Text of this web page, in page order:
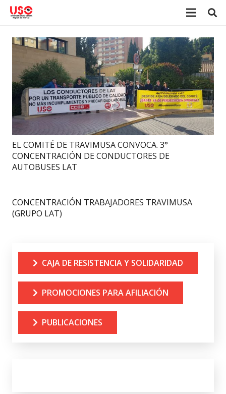
EL COMITÉ DE TRAVIMUSA CONVOCA. 3°
CONCENTRACIÓN DE CONDUCTORES DE
AUTOBUSES LAT
CONCENTRACIÓN TRABAJADORES TRAVIMUSA
(GRUPO LAT)
CAJA DE RESISTENCIA Y SOLIDARIDAD
PROMOCIONES PARA AFILIACIÓN
PUBLICACIONES